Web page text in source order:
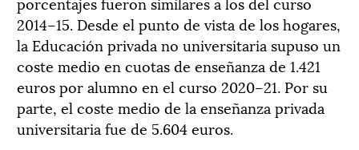
2014–15. Desde el punto de vista de los hogares,
la Educación privada no universitaria supuso un
coste medio en cuotas de enseñanza de 1.421
euros por alumno en el curso 2020–21. Por su
parte, el coste medio de la enseñanza privada
universitaria fue de 5.604euros.